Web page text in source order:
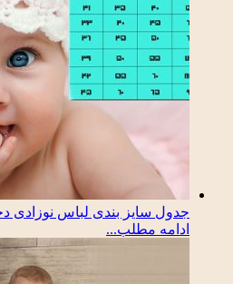
جدول سایز بندی لباس نوزادی
ادامه مطلب...